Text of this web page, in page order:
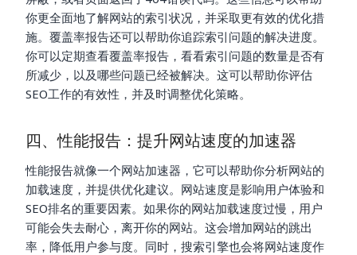
你更全面地了解网站的索引状况，并采取更有效的优化措
施。覆盖率报告还可以帮助你追踪索引问题的解决进度。
你可以定期查看覆盖率报告，看看索引问题的数量是否有
所减少，以及哪些问题已经被解决。这可以帮助你评估
SEO工作的有效性，并及时调整优化策略。
四、性能报告：提升网站速度的加速器
性能报告就像一个网站加速器，它可以帮助你分析网站的
加载速度，并提供优化建议。网站速度是影响用户体验和
SEO排名的重要因素。如果你的网站加载速度过慢，用户
可能会失去耐心，离开你的网站。这会增加网站的跳出
率，降低用户参与度。同时，搜索引擎也会将网站速度作